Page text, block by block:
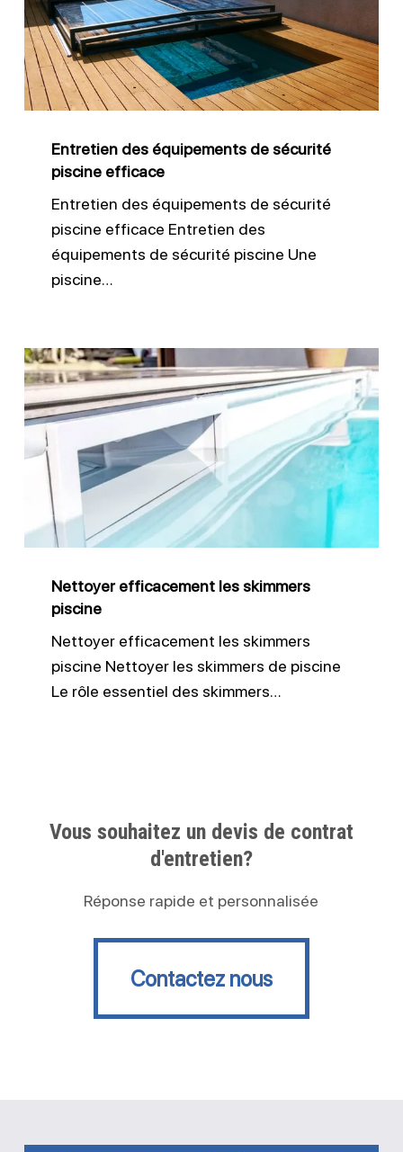
de
sécurité
piscine
efficace
Entretien des équipements de sécurité
piscine efficace
Entretien des équipements de sécurité
piscine efficace Entretien des
équipements de sécurité piscine Une
piscine…
Nettoyer
efficacement
les
skimmers
piscine
Nettoyer efficacement les skimmers
piscine
Nettoyer efficacement les skimmers
piscine Nettoyer les skimmers de piscine
Le rôle essentiel des skimmers…
Vous souhaitez un devis de contrat
d'entretien?
Réponse rapide et personnalisée
Contactez nous
Contactez nous